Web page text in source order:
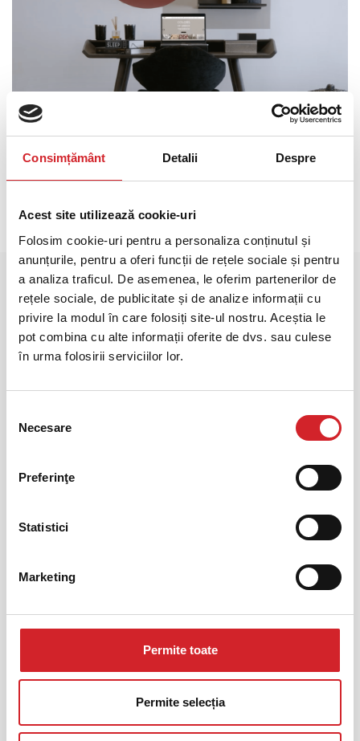
Consimțământ Detalii Despre
Acest site utilizează cookie-uri
Folosim cookie-uri pentru a personaliza conținutul și
anunțurile, pentru a oferi funcții de rețele sociale și pentru
a analiza traficul. De asemenea, le oferim partenerilor de
rețele sociale, de publicitate și de analize informații cu
privire la modul în care folosiți site-ul nostru. Aceștia le
pot combina cu alte informații oferite de dvs. sau culese
în urma folosirii serviciilor lor.
consimțământului
Necesare
Preferinţe
Statistici
Marketing
Permite toate
Permite selecția
Birou
Relații Clienți
Str. Atomistilor 17-23, Magurele, 077125, Ilfov,
GĂSIȚI UN MAGAZIN PARTENER